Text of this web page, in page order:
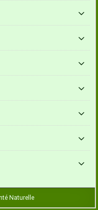
Naturelle